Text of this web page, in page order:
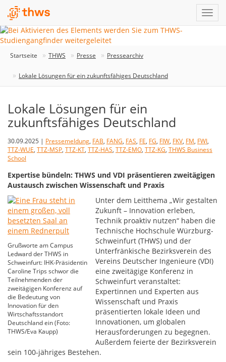
Startseite THWS Presse Pressearchiv
Lokale Lösungen für ein zukunftsfähiges Deutschland
Lokale Lösungen für ein
zukunftsfähiges Deutschland
30.09.2025 | Pressemeldung, FAB, FANG, FAS, FE, FG, FIW, FKV, FM, FWI,
TTZ-WUE, TTZ-MSP, TTZ-KT, TTZ-HAS, TTZ-EMO, TTZ-KG, THWS Business
School
Expertise bündeln: THWS und VDI präsentieren zweitägigen
Austausch zwischen Wissenschaft und Praxis
Grußworte am Campus
Ledward der THWS in
Schweinfurt: IHK-Präsidentin
Caroline Trips schwor die
Teilnehmenden der
zweitägigen Konferenz auf
die Bedeutung von
Innovation für den
Wirtschaftsstandort
Deutschland ein (Foto:
THWS/Eva Kaupp)
Unter dem Leitthema „Wir gestalten
Zukunft – Innovation erleben,
Technik proaktiv nutzen“ haben die
Technische Hochschule Würzburg-
Schweinfurt (THWS) und der
Unterfränkische Bezirksverein des
Vereins Deutscher Ingenieure (VDI)
eine zweitägige Konferenz in
Schweinfurt veranstaltet:
Expertinnen und Experten aus
Wissenschaft und Praxis
präsentierten lokale Ideen und
Innovationen, um globalen
Herausforderungen zu begegnen.
Außerdem feierte der Bezirksverein
sein 100-jähriges Bestehen.